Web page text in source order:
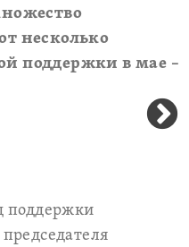
несколько
поддержки в мае –
поддержки